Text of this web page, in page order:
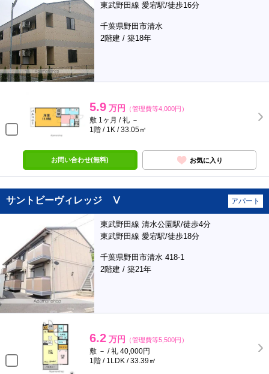
東武野田線 愛宕駅/徒歩16分
千葉県野田市清水
2階建 / 築18年
5.9 万円 （管理費等4,000円）
敷 1ヶ月 / 礼 －
1階 / 1K / 33.05㎡
お問い合わせ(無料) お気に入り
サントビーヴィレッジ Ⅴ アパート
東武野田線 清水公園駅/徒歩4分
東武野田線 愛宕駅/徒歩18分
千葉県野田市清水 418-1
2階建 / 築21年
6.2 万円 （管理費等5,500円）
敷 － / 礼 40,000円
1階 / 1LDK / 33.39㎡